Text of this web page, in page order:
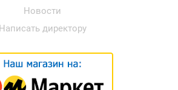
Новости
Написать директору